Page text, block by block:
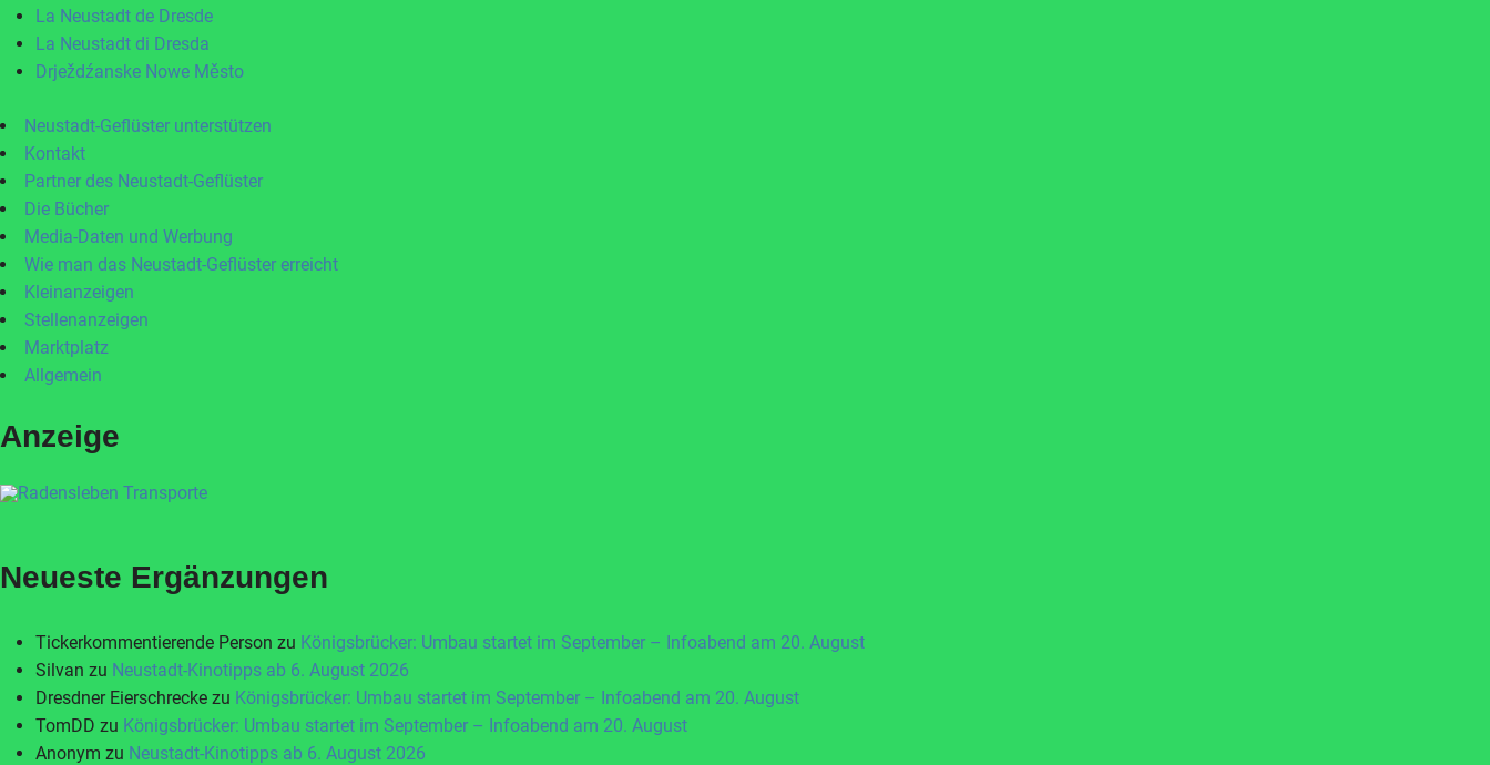
La Neustadt de Dresde
La Neustadt di Dresda
Drježdźanske Nowe Město
Neustadt-Geflüster unterstützen
Kontakt
Partner des Neustadt-Geflüster
Die Bücher
Media-Daten und Werbung
Wie man das Neustadt-Geflüster erreicht
Kleinanzeigen
Stellenanzeigen
Marktplatz
Allgemein
Anzeige
Neueste Ergänzungen
Tickerkommentierende Person zu Königsbrücker: Umbau startet im September – Infoabend am 20. August
Silvan zu Neustadt-Kinotipps ab 6. August 2026
Dresdner Eierschrecke zu Königsbrücker: Umbau startet im September – Infoabend am 20. August
TomDD zu Königsbrücker: Umbau startet im September – Infoabend am 20. August
Anonym zu Neustadt-Kinotipps ab 6. August 2026